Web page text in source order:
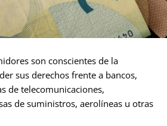
son conscientes de la
sus derechos frente a bancos,
de telecomunicaciones,
de suministros, aerolíneas u otras